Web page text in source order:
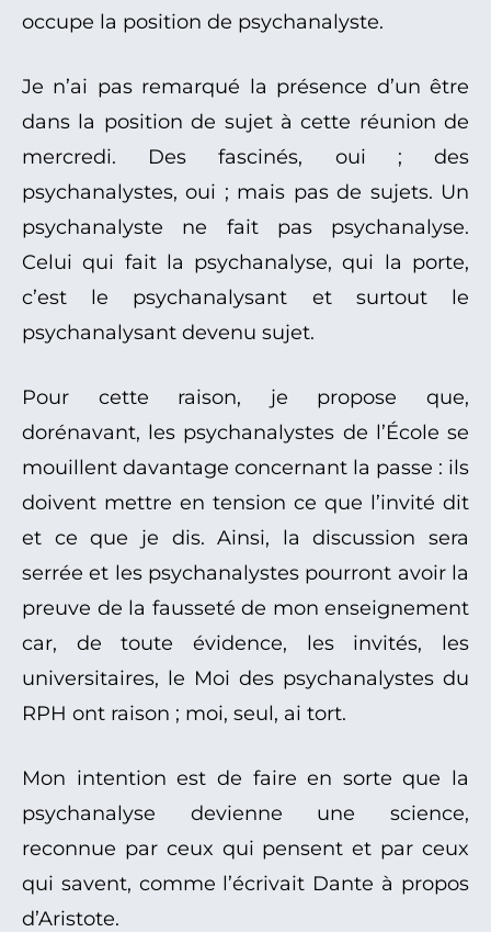
occupe la position de psychanalyste.
Je n’ai pas remarqué la présence d’un être
dans la position de sujet à cette réunion de
mercredi. Des fascinés, oui ; des
psychanalystes, oui ; mais pas de sujets. Un
psychanalyste ne fait pas psychanalyse.
Celui qui fait la psychanalyse, qui la porte,
c’est le psychanalysant et surtout le
psychanalysant devenu sujet.
Pour cette raison, je propose que,
dorénavant, les psychanalystes de l’École se
mouillent davantage concernant la passe : ils
doivent mettre en tension ce que l’invité dit
et ce que je dis. Ainsi, la discussion sera
serrée et les psychanalystes pourront avoir la
preuve de la fausseté de mon enseignement
car, de toute évidence, les invités, les
universitaires, le Moi des psychanalystes du
RPH ont raison ; moi, seul, ai tort.
Mon intention est de faire en sorte que la
psychanalyse devienne une science,
reconnue par ceux qui pensent et par ceux
qui savent, comme l’écrivait Dante à propos
d’Aristote.